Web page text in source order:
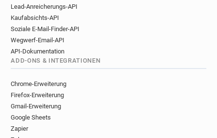
Lead-Anreicherungs-API
Kaufabsichts-API
Soziale E-Mail-Finder-API
Wegwerf-Email-API
API-Dokumentation
ADD-ONS & INTEGRATIONEN
Chrome-Erweiterung
Firefox-Erweiterung
Gmail-Erweiterung
Google Sheets
Zapier